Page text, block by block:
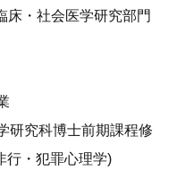
床・社会医学研究部門
研究科博士前期課程修
行・犯罪心理学)